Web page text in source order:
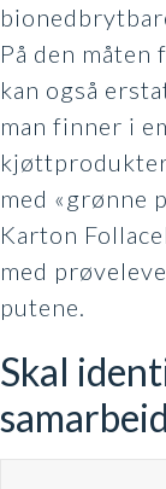
På den
kan også
man finner i
med «grønne
Karton
med
putene.
Skal